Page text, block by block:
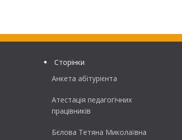
Сторінки
Анкета абітурієнта
Атестація педагогічних
працівників
Бєлова Тетяна Миколаївна